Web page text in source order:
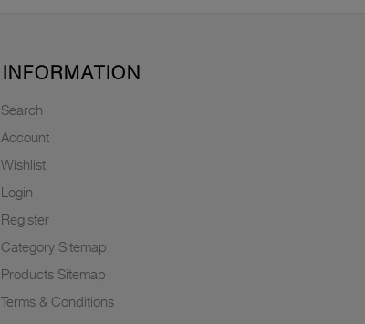
INFORMATION
Search
Account
Wishlist
Login
Register
Category Sitemap
Products Sitemap
Terms & Conditions